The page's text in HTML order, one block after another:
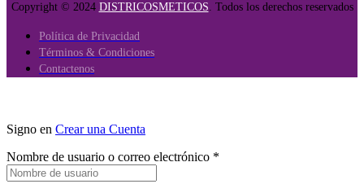
Copyright © 2024 DISTRICOSMETICOS. Todos los derechos reservados
Política de Privacidad
Términos & Condiciones
Contactenos
Signo en Crear una Cuenta
Nombre de usuario o correo electrónico *